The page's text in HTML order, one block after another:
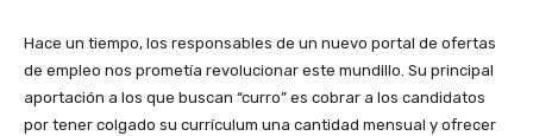
Hace un tiempo, los responsables de un nuevo portal de ofertas
de empleo nos prometía revolucionar este mundillo. Su principal
aportación a los que buscan “curro” es cobrar a los candidatos
por tener colgado su currículum una cantidad mensual y ofrecer